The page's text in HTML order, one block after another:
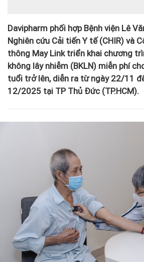
Davipharm phối hợp Bệnh viện Lê
Nghiên cứu Cải tiến Y tế (CHIR) và
thông May Link triển khai chương
không lây nhiễm (BKLN) miễn phí
tuổi trở lên, diễn ra từ ngày 22/11
12/2025 tại TP Thủ Đức (TP.HCM).